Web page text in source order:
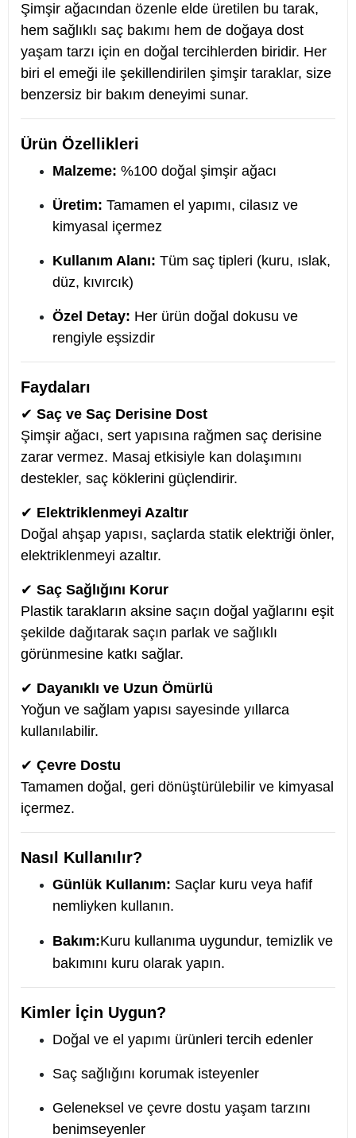
Şimşir ağacından özenle elde üretilen bu tarak,
hem sağlıklı saç bakımı hem de doğaya dost
yaşam tarzı için en doğal tercihlerden biridir. Her
biri el emeği ile şekillendirilen şimşir taraklar, size
benzersiz bir bakım deneyimi sunar.
Ürün Özellikleri
Malzeme: %100 doğal şimşir ağacı
Üretim: Tamamen el yapımı, cilasız ve
kimyasal içermez
Kullanım Alanı: Tüm saç tipleri (kuru, ıslak,
düz, kıvırcık)
Özel Detay: Her ürün doğal dokusu ve
rengiyle eşsizdir
Faydaları
✔ Saç ve Saç Derisine Dost
Şimşir ağacı, sert yapısına rağmen saç derisine
zarar vermez. Masaj etkisiyle kan dolaşımını
destekler, saç köklerini güçlendirir.
✔ Elektriklenmeyi Azaltır
Doğal ahşap yapısı, saçlarda statik elektriği önler,
elektriklenmeyi azaltır.
✔ Saç Sağlığını Korur
Plastik tarakların aksine saçın doğal yağlarını eşit
şekilde dağıtarak saçın parlak ve sağlıklı
görünmesine katkı sağlar.
✔ Dayanıklı ve Uzun Ömürlü
Yoğun ve sağlam yapısı sayesinde yıllarca
kullanılabilir.
✔ Çevre Dostu
Tamamen doğal, geri dönüştürülebilir ve kimyasal
içermez.
Nasıl Kullanılır?
Günlük Kullanım: Saçlar kuru veya hafif
nemliyken kullanın.
Bakım:Kuru kullanıma uygundur, temizlik ve
bakımını kuru olarak yapın.
Kimler İçin Uygun?
Doğal ve el yapımı ürünleri tercih edenler
Saç sağlığını korumak isteyenler
Geleneksel ve çevre dostu yaşam tarzını
benimseyenler